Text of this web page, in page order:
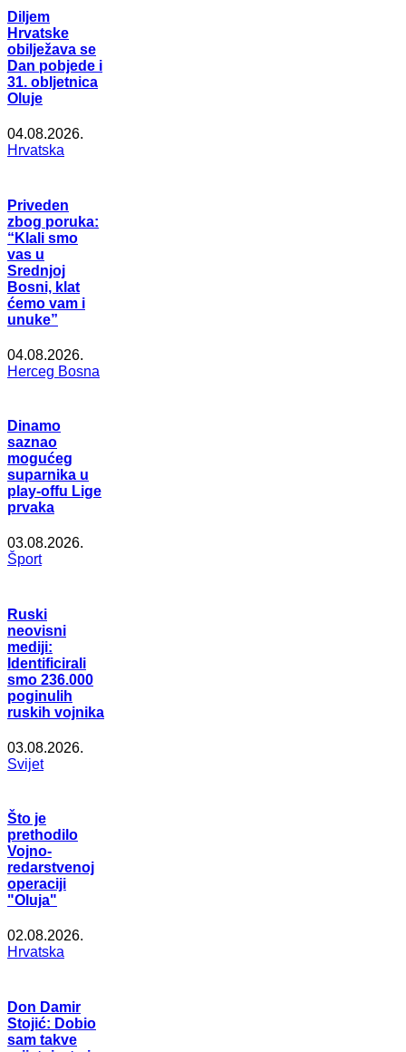
Diljem
Hrvatske
obilježava se
Dan pobjede i
31. obljetnica
Oluje
04.08.2026.
Hrvatska
Priveden
zbog poruka:
“Klali smo
vas u
Srednjoj
Bosni, klat
ćemo vam i
unuke”
04.08.2026.
Herceg Bosna
Dinamo
saznao
mogućeg
suparnika u
play-offu Lige
prvaka
03.08.2026.
Šport
Ruski
neovisni
mediji:
Identificirali
smo 236.000
poginulih
ruskih vojnika
03.08.2026.
Svijet
Što je
prethodilo
Vojno-
redarstvenoj
operaciji
"Oluja"
02.08.2026.
Hrvatska
Don Damir
Stojić: Dobio
sam takve